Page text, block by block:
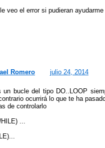
veo el error si pudieran
Romero
julio 24, 2014
un bucle del tipo DO..LOOP
ocurrirá lo que te ha
de controlarlo
...